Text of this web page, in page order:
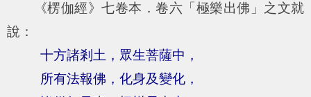
《楞伽經》七卷本．卷六「極樂出佛」之文就
說：
十方諸剎土，眾生菩薩中，
所有法報佛，化身及變化，